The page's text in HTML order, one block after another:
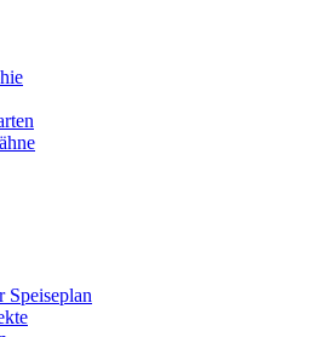
Speiseplan